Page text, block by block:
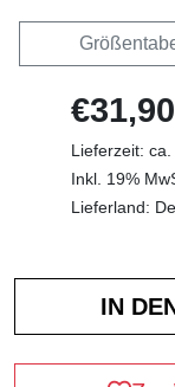
€31,90
Lieferzeit:
Inkl. 19%
Lieferland: